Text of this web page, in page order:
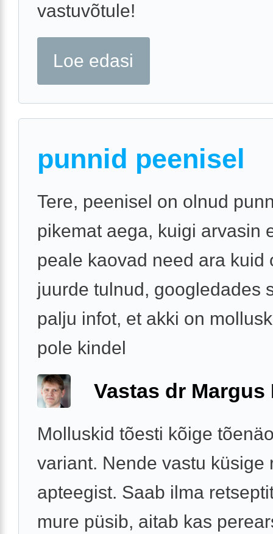
vastuvõtule!
Loe edasi
punnid peenisel
Tere, peenisel on olnud
pikemat aega, kuigi arvasin
peale kaovad need ara kuid
juurde tulnud, googledades
palju infot, et akki on
pole kindel
Vastas dr Margus
Molluskid tõesti kõige
variant. Nende vastu küsige
apteegist. Saab ilma
mure püsib, aitab kas